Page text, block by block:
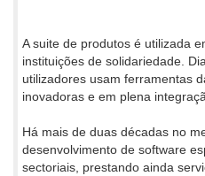
A suite de produtos é utilizada
instituições de solidariedade.
utilizadores usam ferramentas
inovadoras e em plena
Há mais de duas décadas no
desenvolvimento de software
sectoriais, prestando ainda